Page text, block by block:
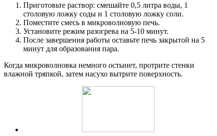
Приготовьте раствор: смешайте 0,5 литра воды, 1
столовую ложку соды и 1 столовую ложку соли.
Поместите смесь в микроволновую печь.
Установите режим разогрева на 5-10 минут.
После завершения работы оставьте печь закрытой на 5
минут для образования пара.
Когда микроволновка немного остынет, протрите стенки
влажной тряпкой, затем насухо вытрите поверхность.